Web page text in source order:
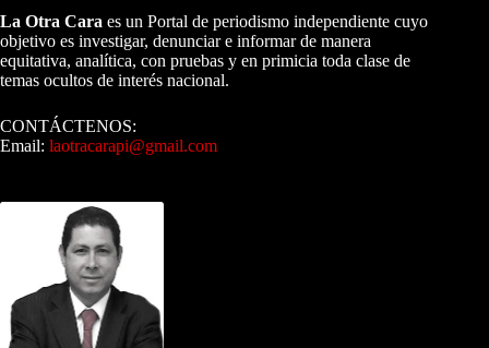
La Otra Cara es un Portal de periodismo independiente cuyo
objetivo es investigar, denunciar e informar de manera
equitativa, analítica, con pruebas y en primicia toda clase de
temas ocultos de interés nacional.
CONTÁCTENOS:
Email: laotracarapi@gmail.com